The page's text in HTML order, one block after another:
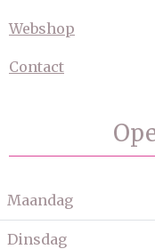
Webshop
Contact
Maandag
Dinsdag